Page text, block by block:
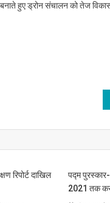
हुए ड्रोन संचालन को तेज
रिपोर्ट दाखिल
पद्म
2021 तक